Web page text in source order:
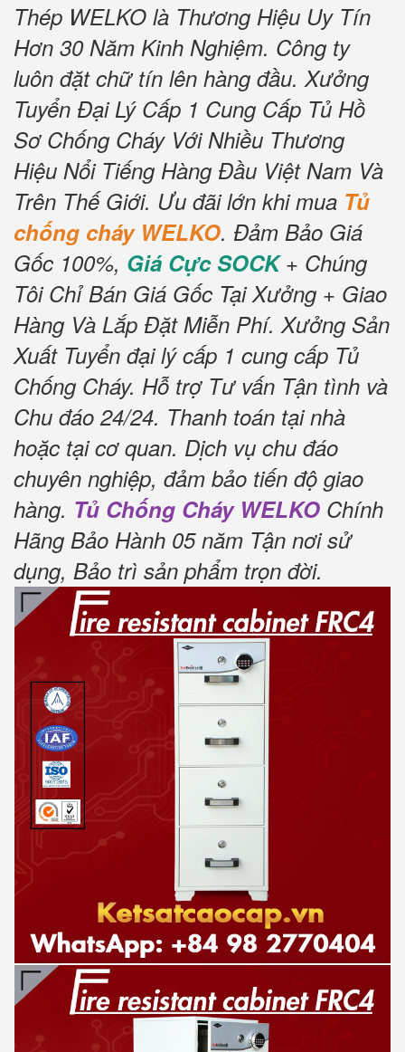
Thép WELKO là Thương Hiệu Uy Tín
Hơn 30 Năm Kinh Nghiệm. Công ty
luôn đặt chữ tín lên hàng đầu. Xưởng
Tuyển Đại Lý Cấp 1 Cung Cấp Tủ Hồ
Sơ Chống Cháy Với Nhiều Thương
Hiệu Nổi Tiếng Hàng Đầu Việt Nam Và
Trên Thế Giới. Ưu đãi lớn khi mua Tủ
chống cháy WELKO. Đảm Bảo Giá
Gốc 100%, Giá Cực SOCK+ Chúng
Tôi Chỉ Bán Giá Gốc Tại Xưởng + Giao
Hàng Và Lắp Đặt Miễn Phí. Xưởng Sản
Xuất Tuyển đại lý cấp 1 cung cấp Tủ
Chống Cháy. Hỗ trợ Tư vấn Tận tình và
Chu đáo 24/24. Thanh toán tại nhà
hoặc tại cơ quan. Dịch vụ chu đáo
chuyên nghiệp, đảm bảo tiến độ giao
hàng. Tủ Chống Cháy WELKO Chính
Hãng Bảo Hành 05 năm Tận nơi sử
dụng, Bảo trì sản phẩm trọn đời.